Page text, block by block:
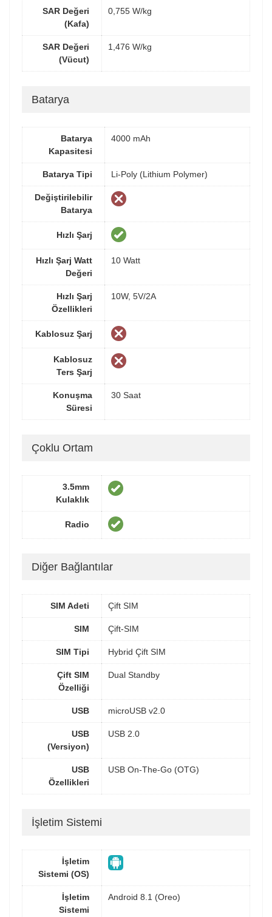
SAR Değeri
(Kafa)
0,755 W/kg
SAR Değeri
(Vücut)
1,476 W/kg
Batarya
Batarya
Kapasitesi
4000 mAh
Batarya Tipi Li-Poly (Lithium Polymer)
Değiştirilebilir
Batarya
Hızlı Şarj
Hızlı Şarj Watt
Değeri
10 Watt
Hızlı Şarj
Özellikleri
10W, 5V/2A
Kablosuz Şarj
Kablosuz
Ters Şarj
Konuşma
Süresi
30 Saat
Çoklu Ortam
3.5mm
Kulaklık
Radio
Diğer Bağlantılar
SIM Adeti Çift SIM
SIM Çift-SIM
SIM Tipi Hybrid Çift SIM
Çift SIM
Özelliği
Dual Standby
USB microUSB v2.0
USB
(Versiyon)
USB 2.0
USB
Özellikleri
USB On-The-Go (OTG)
İşletim Sistemi
İşletim
Sistemi (OS)
İşletim
Sistemi
Android 8.1 (Oreo)